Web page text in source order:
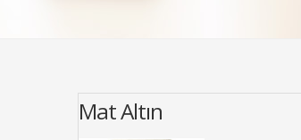
Mat Altın